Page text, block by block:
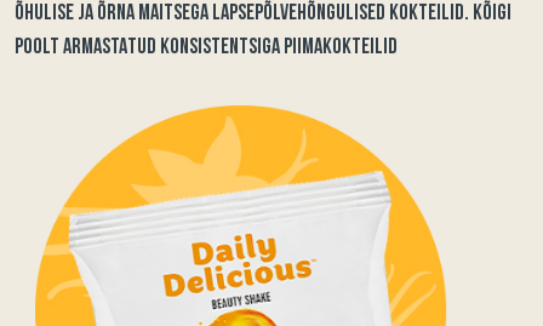
ÕHULISE JA ÕRNA MAITSEGA LAPSEPÕLVEHÕNGULISED KOKTEILID. KÕIGI
POOLT ARMASTATUD KONSISTENTSIGA PIIMAKOKTEILID